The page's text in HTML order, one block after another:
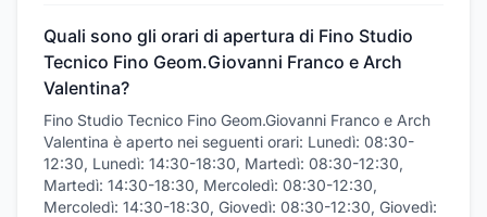
Quali sono gli orari di apertura di Fino Studio
Tecnico Fino Geom.Giovanni Franco e Arch
Valentina?
Fino Studio Tecnico Fino Geom.Giovanni Franco e Arch
Valentina è aperto nei seguenti orari: Lunedì: 08:30-
12:30, Lunedì: 14:30-18:30, Martedì: 08:30-12:30,
Martedì: 14:30-18:30, Mercoledì: 08:30-12:30,
Mercoledì: 14:30-18:30, Giovedì: 08:30-12:30, Giovedì: